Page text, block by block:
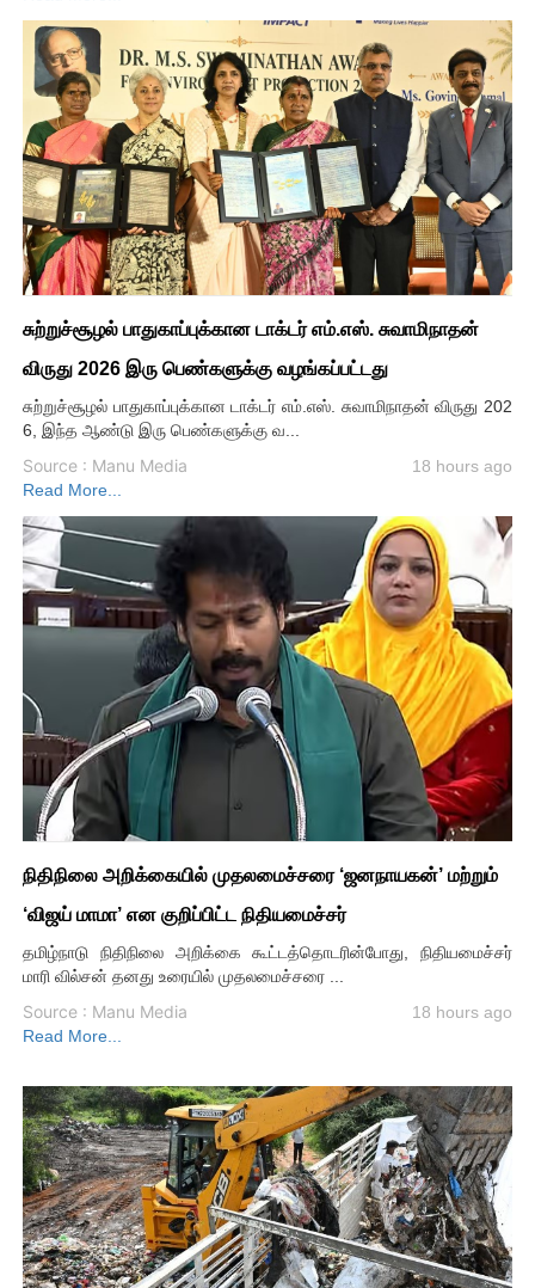
சுற்றுச்சூழல் பாதுகாப்புக்கான டாக்டர் எம்.எஸ். சுவாமிநாதன்
விருது 2026 இரு பெண்களுக்கு வழங்கப்பட்டது
சுற்றுச்சூழல் பாதுகாப்புக்கான டாக்டர் எம்.எஸ். சுவாமிநாதன் விருது 202
6, இந்த ஆண்டு இரு பெண்களுக்கு வ...
Source : Manu Media
18 hours ago
Read More...
நிதிநிலை அறிக்கையில் முதலமைச்சரை ‘ஜனநாயகன்’ மற்றும்
‘விஜய் மாமா’ என குறிப்பிட்ட நிதியமைச்சர்
தமிழ்நாடு நிதிநிலை அறிக்கை கூட்டத்தொடரின்போது, நிதியமைச்சர்
மாரி வில்சன் தனது உரையில் முதலமைச்சரை ...
Source : Manu Media
18 hours ago
Read More...